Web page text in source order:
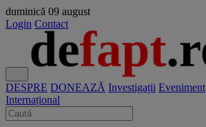
duminică 09 august
Login Contact
DESPRE DONEAZĂ Investigații Eveniment
Internațional